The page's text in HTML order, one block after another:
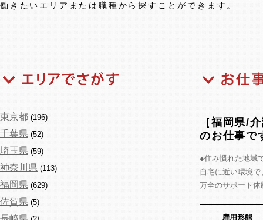
働きたいエリアまたは職種から探すことができます。
東京都 (196)
千葉県 (52)
埼玉県 (59)
神奈川県 (113)
福岡県 (629)
佐賀県 (5)
［福岡県/
のお仕事で
●住み慣れた地域
自宅に近い環境
万全のサポート
雇用形態